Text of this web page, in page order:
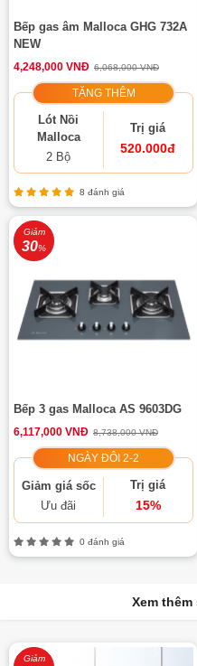
Bếp gas âm Malloca GHG 732A
NEW
4,248,000 VNĐ 6,068,000 VNĐ
TẶNG THÊM
Lót Nồi
Malloca
2 Bộ
Trị giá
520.000đ
8 đánh giá
Giảm
30%
Bếp 3 gas Malloca AS 9603DG
6,117,000 VNĐ 8,738,000 VNĐ
NGÀY ĐÔI 2-2
Giảm giá sốc
Ưu đãi
Trị giá
15%
0 đánh giá
Xem thêm
Giảm